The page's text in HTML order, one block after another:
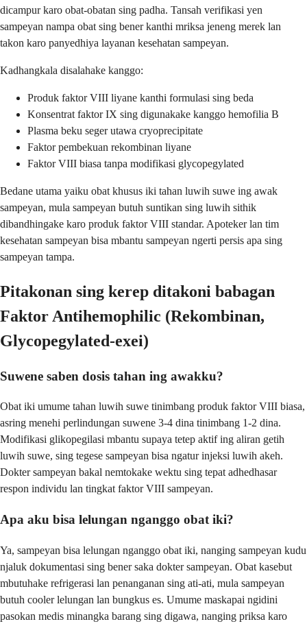
dicampur karo obat-obatan sing padha. Tansah verifikasi yen
sampeyan nampa obat sing bener kanthi mriksa jeneng merek lan
takon karo panyedhiya layanan kesehatan sampeyan.
Kadhangkala disalahake kanggo:
Produk faktor VIII liyane kanthi formulasi sing beda
Konsentrat faktor IX sing digunakake kanggo hemofilia B
Plasma beku seger utawa cryoprecipitate
Faktor pembekuan rekombinan liyane
Faktor VIII biasa tanpa modifikasi glycopegylated
Bedane utama yaiku obat khusus iki tahan luwih suwe ing awak
sampeyan, mula sampeyan butuh suntikan sing luwih sithik
dibandhingake karo produk faktor VIII standar. Apoteker lan tim
kesehatan sampeyan bisa mbantu sampeyan ngerti persis apa sing
sampeyan tampa.
Pitakonan sing kerep ditakoni babagan
Faktor Antihemophilic (Rekombinan,
Glycopegylated-exei)
Suwene saben dosis tahan ing awakku?
Obat iki umume tahan luwih suwe tinimbang produk faktor VIII biasa,
asring menehi perlindungan suwene 3-4 dina tinimbang 1-2 dina.
Modifikasi glikopegilasi mbantu supaya tetep aktif ing aliran getih
luwih suwe, sing tegese sampeyan bisa ngatur injeksi luwih akeh.
Dokter sampeyan bakal nemtokake wektu sing tepat adhedhasar
respon individu lan tingkat faktor VIII sampeyan.
Apa aku bisa lelungan nganggo obat iki?
Ya, sampeyan bisa lelungan nganggo obat iki, nanging sampeyan kudu
njaluk dokumentasi sing bener saka dokter sampeyan. Obat kasebut
mbutuhake refrigerasi lan penanganan sing ati-ati, mula sampeyan
butuh cooler lelungan lan bungkus es. Umume maskapai ngidini
pasokan medis minangka barang sing digawa, nanging priksa karo